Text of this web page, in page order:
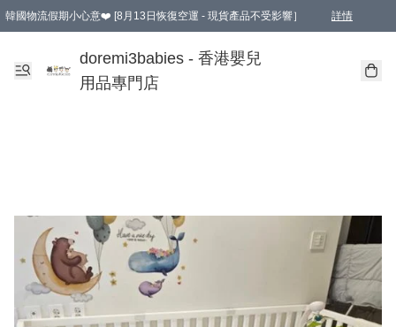
韓國物流假期小心意❤️ [8月13日恢復空運 - 現貨產品不受影響］ 詳情
新會員首張訂單滿$600即享9折優惠！(部份超優惠產品 & 品牌指定價除外)
doremi3babies - 香港嬰兒
用品專門店